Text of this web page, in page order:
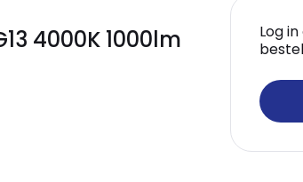
4000K 1000lm
Log